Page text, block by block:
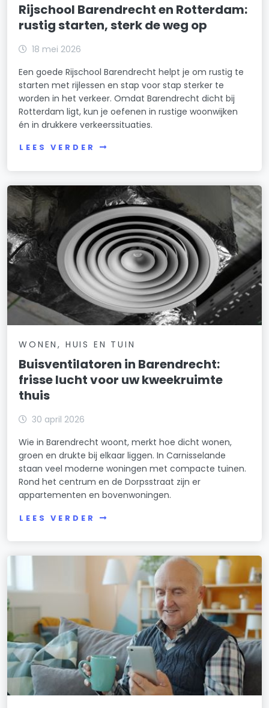
Rijschool Barendrecht en Rotterdam:
rustig starten, sterk de weg op
18 mei 2026
Een goede Rijschool Barendrecht helpt je om rustig te
starten met rijlessen en stap voor stap sterker te
worden in het verkeer. Omdat Barendrecht dicht bij
Rotterdam ligt, kun je oefenen in rustige woonwijken
én in drukkere verkeerssituaties.
LEES VERDER
WONEN, HUIS EN TUIN
Buisventilatoren in Barendrecht:
frisse lucht voor uw kweekruimte
thuis
30 april 2026
Wie in Barendrecht woont, merkt hoe dicht wonen,
groen en drukte bij elkaar liggen. In Carnisselande
staan veel moderne woningen met compacte tuinen.
Rond het centrum en de Dorpsstraat zijn er
appartementen en bovenwoningen.
LEES VERDER